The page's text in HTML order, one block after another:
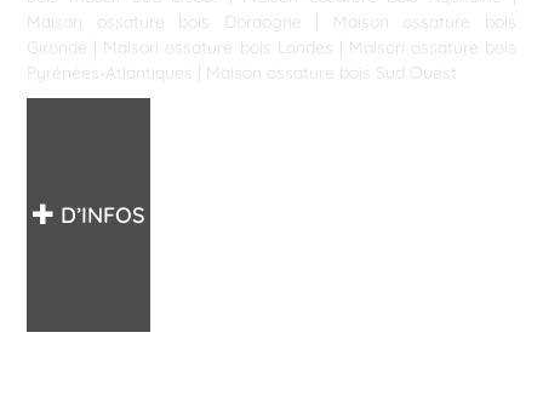
Maison ossature bois Dordogne |
Maison ossature bois
Gironde | Maison ossature bois Landes | Maison ossature bois
Pyrénées-Atlantiques | Maison ossature bois Sud Ouest
D’INFOS